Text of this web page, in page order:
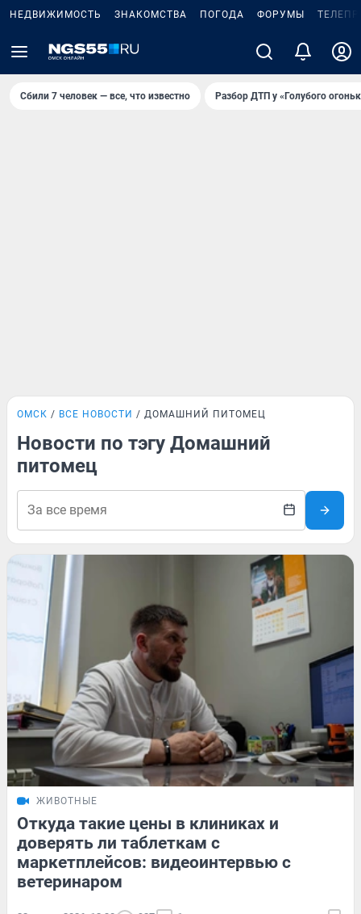
НЕДВИЖИМОСТЬ ЗНАКОМСТВА ПОГОДА ФОРУМЫ
Сбили 7 человек — все, что известно Разбор ДТП у «Голубого
ОМСК ВСЕ НОВОСТИ ДОМАШНИЙ ПИТОМЕЦ
Новости по тэгу Домашний
питомец
ЖИВОТНЫЕ
Откуда такие цены в клиниках и
доверять ли таблеткам с
маркетплейсов: видеоинтервью с
ветеринаром